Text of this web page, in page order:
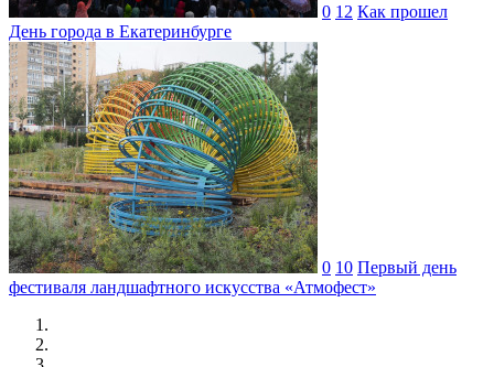
0 12 Как прошел
День города в Екатеринбурге
0 10 Первый день
фестиваля ландшафтного искусства «Атмофест»